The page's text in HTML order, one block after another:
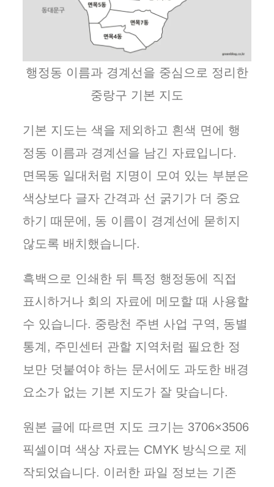
행정동 이름과 경계선을 중심으로 정리한
중랑구 기본 지도
기본 지도는 색을 제외하고 흰색 면에 행
정동 이름과 경계선을 남긴 자료입니다.
면목동 일대처럼 지명이 모여 있는 부분은
색상보다 글자 간격과 선 굵기가 더 중요
하기 때문에, 동 이름이 경계선에 묻히지
않도록 배치했습니다.
흑백으로 인쇄한 뒤 특정 행정동에 직접
표시하거나 회의 자료에 메모할 때 사용할
수 있습니다. 중랑천 주변 사업 구역, 동별
통계, 주민센터 관할 지역처럼 필요한 정
보만 덧붙여야 하는 문서에도 과도한 배경
요소가 없는 기본 지도가 잘 맞습니다.
원본 글에 따르면 지도 크기는 3706×3506
픽셀이며 색상 자료는 CMYK 방식으로 제
작되었습니다. 이러한 파일 정보는 기존